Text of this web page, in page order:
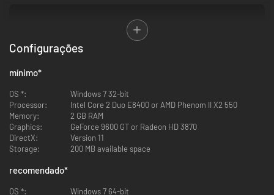
Configurações
mínimo*
OS *:
Windows 7 32-bit
Processor:
Intel Core 2 Duo E8400 or AMD Phenom II X2 550
Memory:
2 GB RAM
Graphics:
GeForce 9600 GT or Radeon HD 3870
DirectX:
Version 11
Storage:
200 MB available space
recomendado*
OS *:
Windows 7 64-bit